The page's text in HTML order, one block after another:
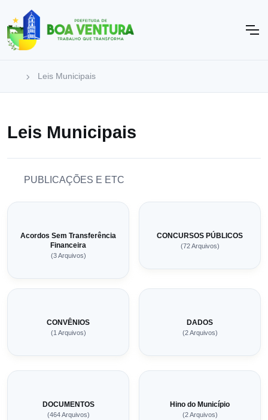
Leis Municipais
Leis Municipais
PUBLICAÇÕES E ETC
Acordos Sem Transferência
Financeira
(3 Arquivos)
CONCURSOS PÚBLICOS
(72 Arquivos)
CONVÊNIOS
(1 Arquivos)
DADOS
(2 Arquivos)
DOCUMENTOS
(464 Arquivos)
Hino do Município
(2 Arquivos)